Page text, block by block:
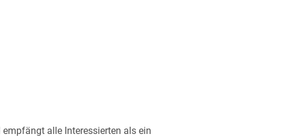
alle Interessierten als ein